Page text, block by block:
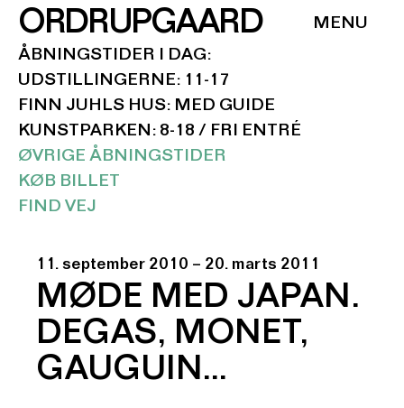
ORDRUPGAARD
ÅBNINGSTIDER I DAG:
UDSTILLINGERNE: 11-17
FINN JUHLS HUS: MED GUIDE
KUNSTPARKEN: 8-18 / FRI ENTRÉ
ØVRIGE ÅBNINGSTIDER
KØB BILLET
FIND VEJ
11. september 2010 – 20. marts 2011
MØDE MED JAPAN.
DEGAS, MONET,
GAUGUIN…